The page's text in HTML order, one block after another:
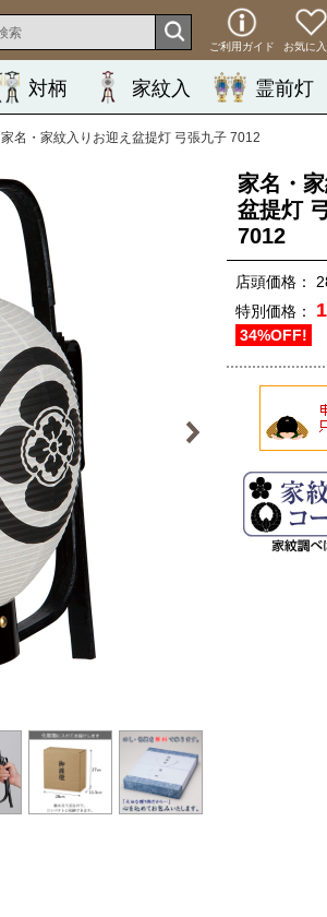
ご利用ガイド お気に
対柄 家紋入 霊前灯
家名・家紋入りお迎え盆提灯 弓張九子 7012
家名・
盆提灯
7012
店頭価格：
特別価格：
34%OFF!